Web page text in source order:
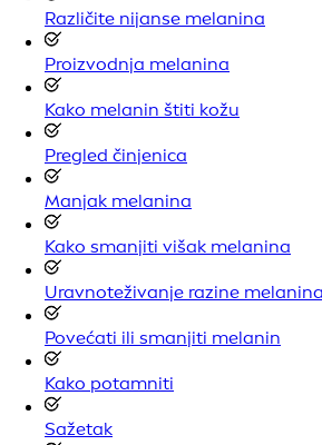
Različite nijanse melanina
Proizvodnja melanina
Kako melanin štiti kožu
Pregled činjenica
Manjak melanina
Kako smanjiti višak melanina
Uravnoteživanje razine melanina
Povećati ili smanjiti melanin
Kako potamniti
Sažetak